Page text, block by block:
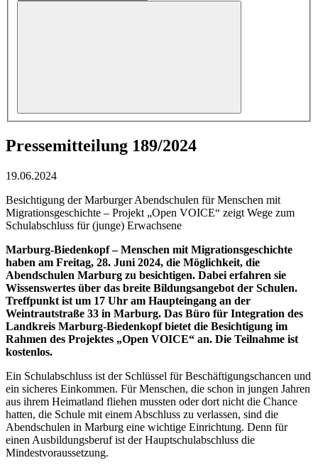
Pressemitteilung 189/2024
19.06.2024
Besichtigung der Marburger Abendschulen für Menschen mit
Migrationsgeschichte – Projekt „Open VOICE“ zeigt Wege zum
Schulabschluss für (junge) Erwachsene
Marburg-Biedenkopf – Menschen mit Migrationsgeschichte
haben am Freitag, 28. Juni 2024, die Möglichkeit, die
Abendschulen Marburg zu besichtigen. Dabei erfahren sie
Wissenswertes über das breite Bildungsangebot der Schulen.
Treffpunkt ist um 17 Uhr am Haupteingang an der
Weintrautstraße 33 in Marburg. Das Büro für Integration des
Landkreis Marburg-Biedenkopf bietet die Besichtigung im
Rahmen des Projektes „Open VOICE“ an. Die Teilnahme ist
kostenlos.
Ein Schulabschluss ist der Schlüssel für Beschäftigungschancen und
ein sicheres Einkommen. Für Menschen, die schon in jungen Jahren
aus ihrem Heimatland fliehen mussten oder dort nicht die Chance
hatten, die Schule mit einem Abschluss zu verlassen, sind die
Abendschulen in Marburg eine wichtige Einrichtung. Denn für
einen Ausbildungsberuf ist der Hauptschulabschluss die
Mindestvoraussetzung.